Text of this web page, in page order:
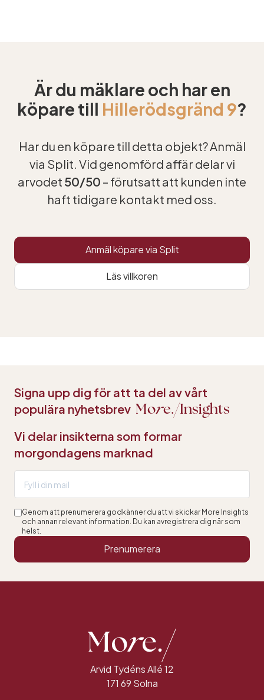
Är du mäklare och har en
köpare till Hillerödsgränd 9?
Har du en köpare till detta objekt? Anmäl
via Split. Vid genomförd affär delar vi
arvodet 50/50 – förutsatt att kunden inte
haft tidigare kontakt med oss.
Läs villkoren
Anmäl köpare via Split
Signa upp dig för att ta del av vårt
populära nyhetsbrev More. Insights
Vi delar insikterna som formar
morgondagens marknad
Genom att prenumerera godkänner du att vi skickar More Insights
och annan relevant information. Du kan avregistrera dig när som
helst.
Prenumerera
Arvid Tydéns Allé 12
171 69 Solna